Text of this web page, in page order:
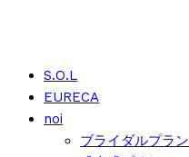
S.O.L
EURECA
noi
ブライダルプラン